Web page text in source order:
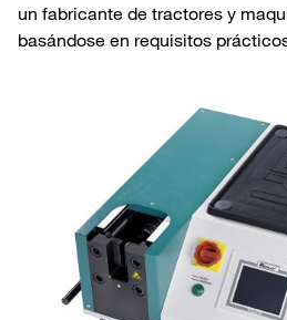
un fabricante de tractores y
basándose en requisitos